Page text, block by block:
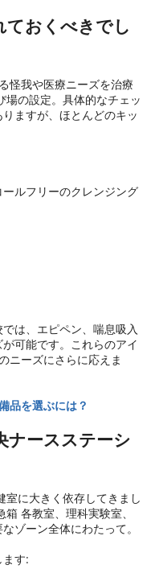
ておくべきでし
怪我や医療ニーズを治療
の設定。具体的なチェッ
ますが、ほとんどのキッ
ルフリーのクレンジング
は、エピペン、喘息吸入
可能です。これらのアイ
ニーズにさらに応えま
品を選ぶには？
ナースステーシ
に大きく依存してきまし
各教室、理科実験室、
ゾーン全体にわたって。
す: